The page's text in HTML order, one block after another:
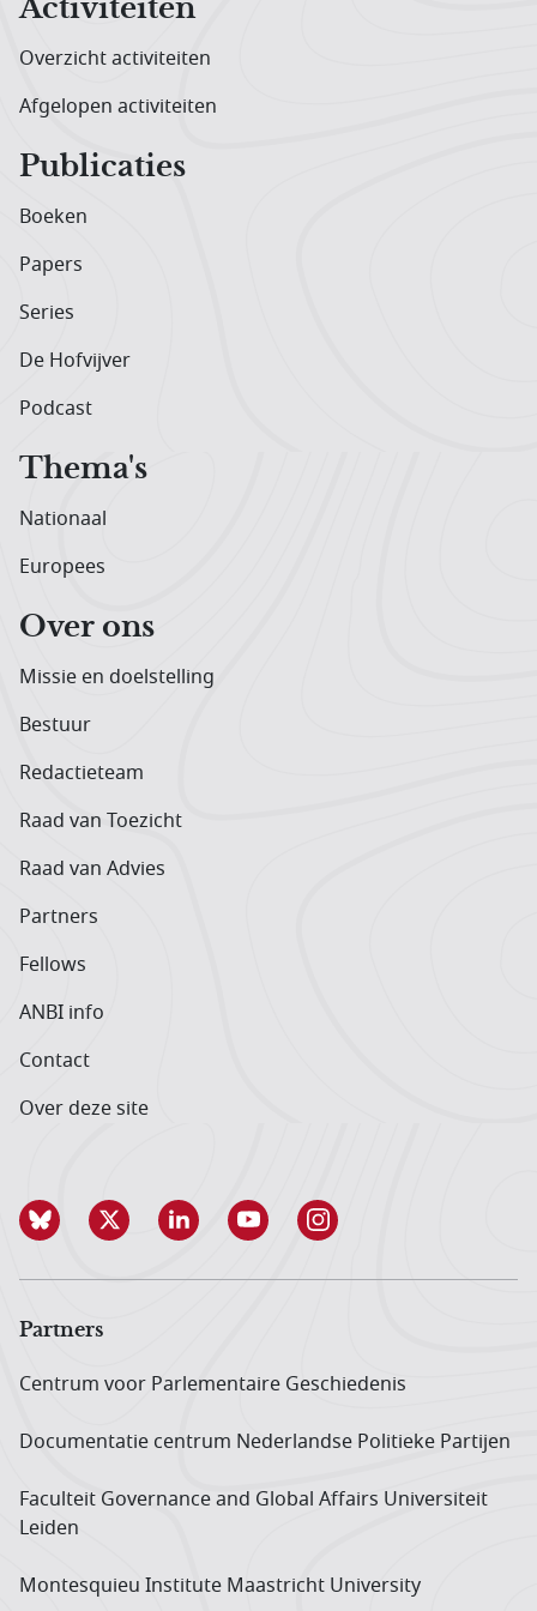
Activiteiten
Overzicht activiteiten
Afgelopen activiteiten
Publicaties
Boeken
Papers
Series
De Hofvijver
Podcast
Thema's
Nationaal
Europees
Over ons
Missie en doelstelling
Bestuur
Redactieteam
Raad van Toezicht
Raad van Advies
Partners
Fellows
ANBI info
Contact
Over deze site
Partners
Centrum voor Parlementaire Geschiedenis
Documentatie centrum Neder­landse Politieke Partijen
Faculteit Governance and Global Affairs Universiteit
Leiden
Montesquieu Institute Maastricht University